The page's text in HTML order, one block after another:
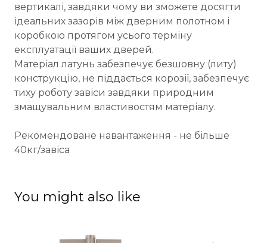
вертикалі, завдяки чому ви зможете досягти
ідеальних зазорів між дверним полотном і
коробкою протягом усього терміну
експлуатації ваших дверей.
Матеріал латунь забезпечує безшовну (литу)
конструкцію, не піддається корозії, забезпечує
тиху роботу завіси завдяки природним
змащувальним властивостям матеріалу.
Рекомендоване навантаження - не більше
40кг/завіса
You might also like